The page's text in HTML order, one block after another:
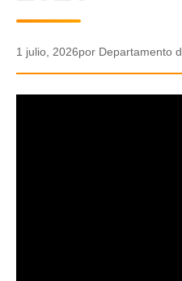
1 julio, 2026por Departamento